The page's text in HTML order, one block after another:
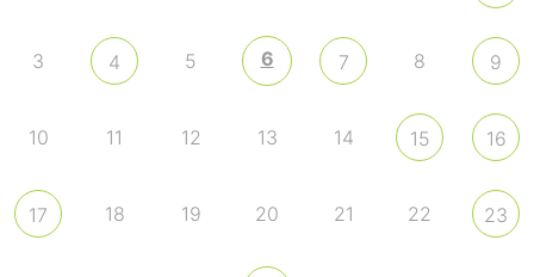
3 4 5 6 7 8 9
10 11 12 13 14 15 16
17 18 19 20 21 22 23